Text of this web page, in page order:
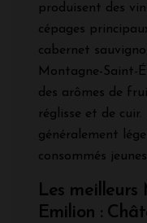
produisent des
cépages
cabernet
Montagne-Saint-
des arômes de
réglisse et de
généralement
consommés
Les
Emilion :